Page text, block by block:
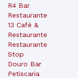
R4 Bar
Restaurante
13 Café &
Restaurante
Restaurante
Stop
Douro Bar
Petiscaria